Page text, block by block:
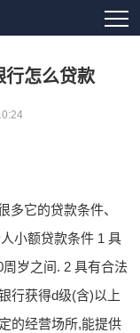
行怎么贷款
多它的贷款条件、
小额贷款条件 1 具
岁之间. 2 具有合法
行获得d级(含)以上
的经营场所,能提供